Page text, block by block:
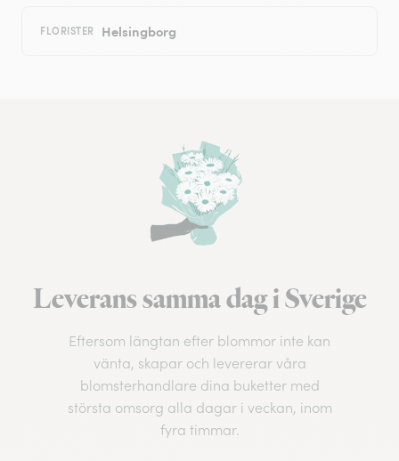
FLORISTER Helsingborg
Leverans samma dag i Sverige
Eftersom längtan efter blommor inte kan
vänta, skapar och levererar våra
blomsterhandlare dina buketter med
största omsorg alla dagar i veckan, inom
fyra timmar.